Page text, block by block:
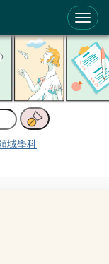
域學科